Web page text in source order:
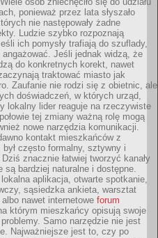
ponieważ przez lata słyszało
nie następowały żadne
Ludzie szybko rozpoznają
ich pomysły trafiają do szuflady,
Jeśli jednak widzą, że
do konkretnych korekt, nawet
traktować miasto jak
Zaufanie nie rodzi się z obietnic, ale
doświadczeń, w których urząd,
lokalny lider reaguje na rzeczywiste
tej zmiany ważną rolę mogą
nowe narzędzia komunikacji.
kontakt mieszkańców z
był często formalny, sztywny i
znacznie łatwiej tworzyć kanały
są bardziej naturalne i dostępne.
aplikacja, otwarte spotkanie,
sąsiedzka ankieta, warsztat
nawet internetowe forum
którym mieszkańcy opisują swoje
Samo narzędzie nie jest
Najważniejsze jest to, czy po